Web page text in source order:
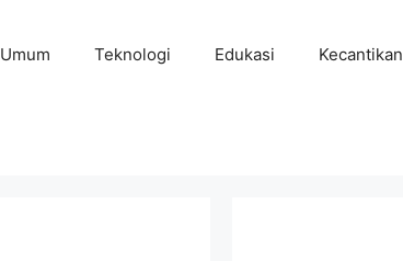
Umum Teknologi Edukasi Kecantikan